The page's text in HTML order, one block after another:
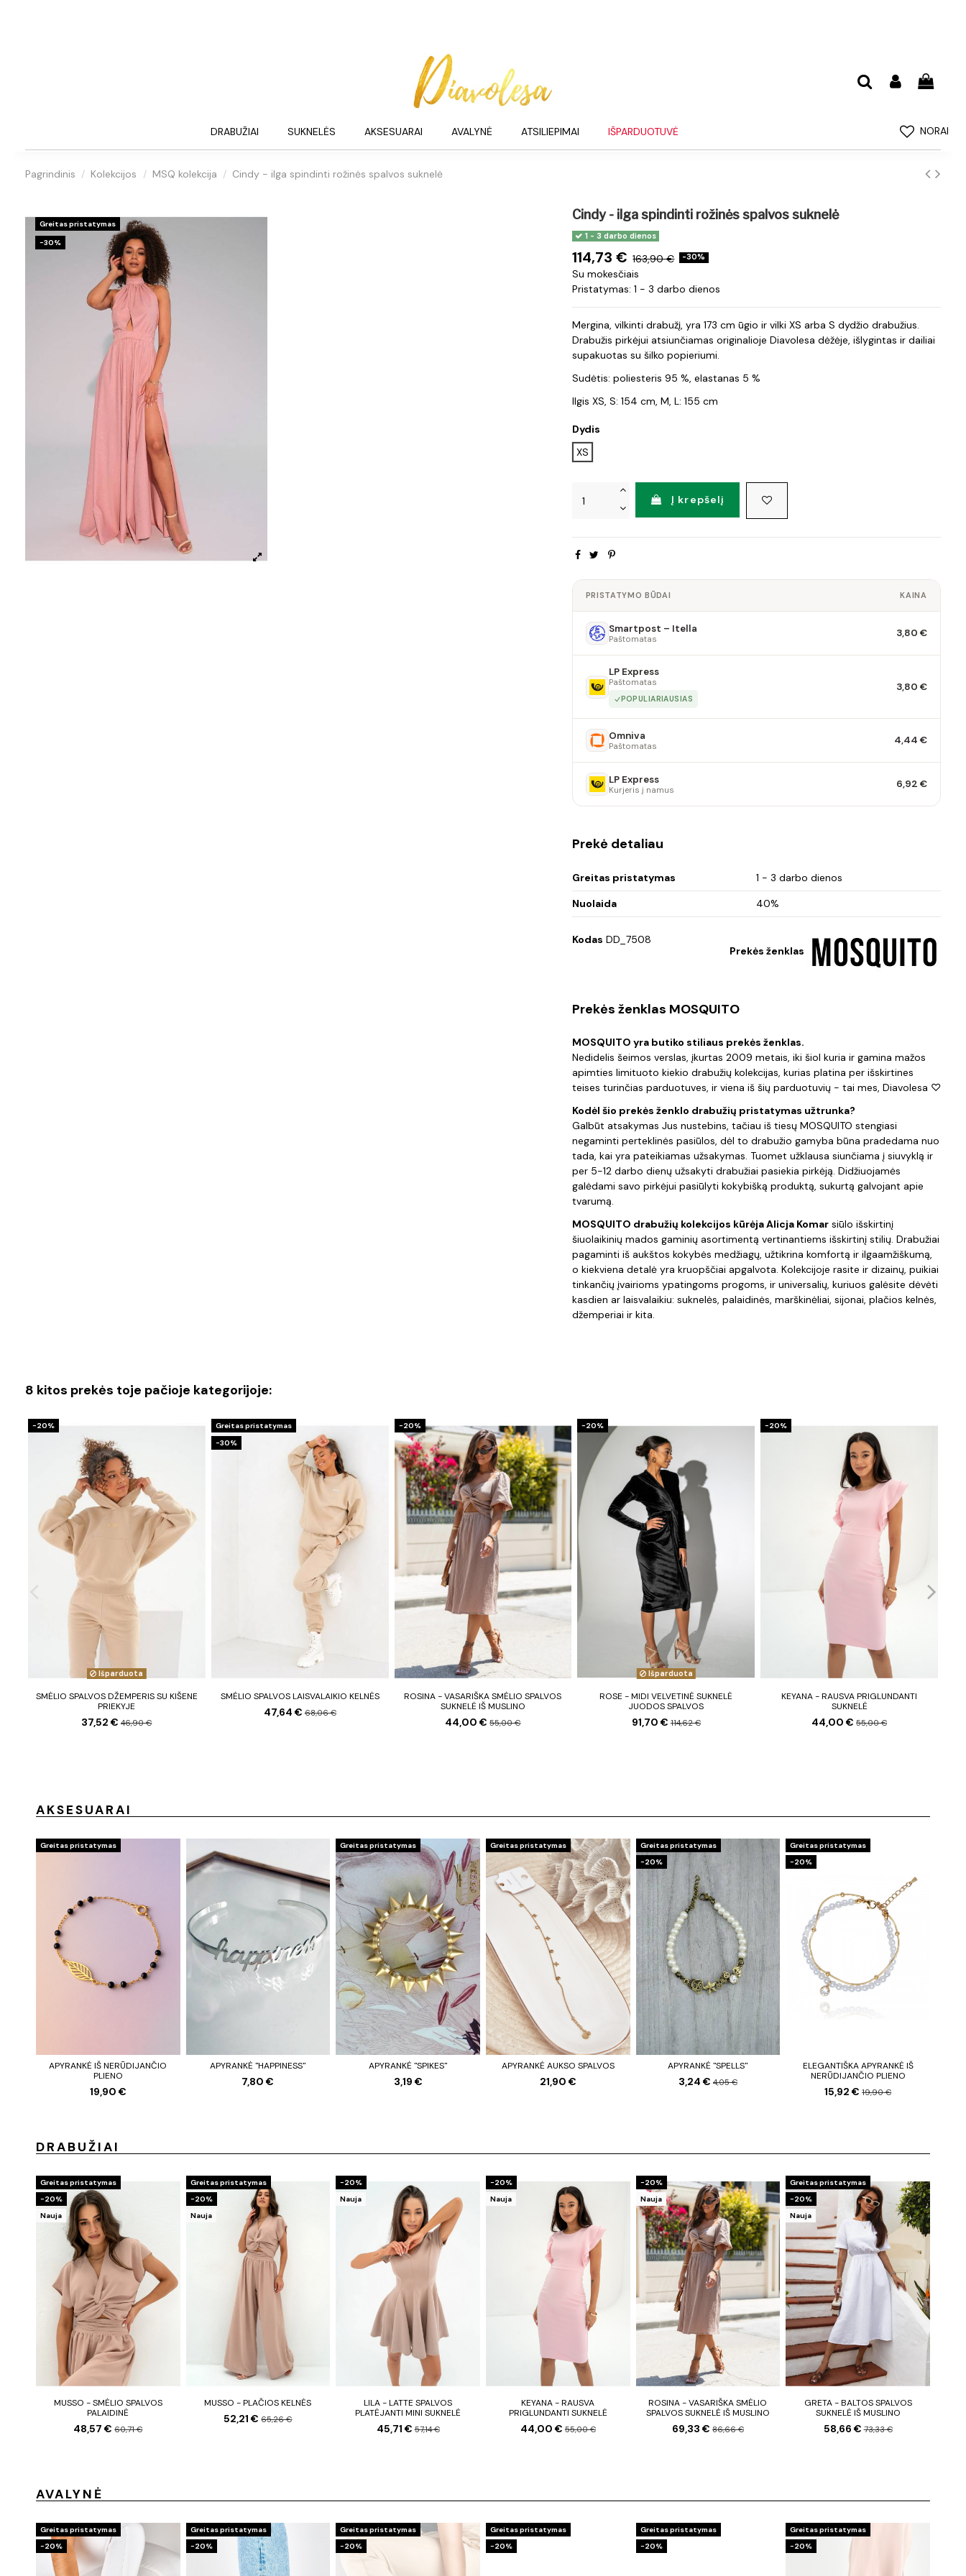
DRABUŽIAI SUKNELĖS AKSESUARAI AVALYNĖ ATSILIEPIMAI IŠPARDUOTUVĖ NORAI
Pagrindinis Kolekcijos MSQ kolekcija Cindy - ilga spindinti rožinės spalvos suknelė
Greitas pristatymas
−30%
Cindy - ilga spindinti rožinės spalvos suknelė
1 - 3 darbo dienos
114,73 € 163,90 € -30%
Su mokesčiais
Pristatymas: 1 - 3 darbo dienos
Mergina, vilkinti drabužį, yra 173 cm ūgio ir vilki XS arba S dydžio drabužius.
Drabužis pirkėjui atsiunčiamas originalioje Diavolesa dėžėje, išlygintas ir dailiai
supakuotas su šilko popieriumi.
Sudėtis: poliesteris 95 %, elastanas 5 %
Ilgis XS, S: 154 cm, M, L: 155 cm
Dydis
XS
Į krepšelį
PRISTATYMO BŪDAI KAINA
Smartpost – Itella
Paštomatas 3,80 €
LP Express
Paštomatas
POPULIARIAUSIAS
3,80 €
Omniva
Paštomatas 4,44 €
LP Express
Kurjeris į namus 6,92 €
Prekė detaliau
Greitas pristatymas
1 - 3 darbo dienos
Nuolaida
40%
Prekės ženklas
Kodas DD_7508
Prekės ženklas MOSQUITO
MOSQUITO yra butiko stiliaus prekės ženklas.
Nedidelis šeimos verslas, įkurtas 2009 metais, iki šiol kuria ir gamina mažos
apimties limituoto kiekio drabužių kolekcijas, kurias platina per išskirtines
teises turinčias parduotuves, ir viena iš šių parduotuvių - tai mes, Diavolesa ♡
Kodėl šio prekės ženklo drabužių pristatymas užtrunka?
Galbūt atsakymas Jus nustebins, tačiau iš tiesų MOSQUITO stengiasi
negaminti perteklinės pasiūlos, dėl to drabužio gamyba būna pradedama nuo
tada, kai yra pateikiamas užsakymas. Tuomet užklausa siunčiama į siuvyklą ir
per 5-12 darbo dienų užsakyti drabužiai pasiekia pirkėją. Didžiuojamės
galėdami savo pirkėjui pasiūlyti kokybišką produktą, sukurtą galvojant apie
tvarumą.
MOSQUITO drabužių kolekcijos kūrėja Alicja Komarsiūlo išskirtinį
šiuolaikinių mados gaminių asortimentą vertinantiems išskirtinį stilių. Drabužiai
pagaminti iš aukštos kokybės medžiagų, užtikrina komfortą ir ilgaamžiškumą,
o kiekviena detalė yra kruopščiai apgalvota. Kolekcijoje rasite ir dizainų, puikiai
tinkančių įvairioms ypatingoms progoms, ir universalių, kuriuos galėsite dėvėti
kasdien ar laisvalaikiu: suknelės, palaidinės, marškinėliai, sijonai, plačios kelnės,
džemperiai ir kita.
8 kitos prekės toje pačioje kategorijoje:
−20%
Išparduota
SMĖLIO SPALVOS DŽEMPERIS SU KIŠENE
PRIEKYJE
37,52 €46,90 €
Greitas pristatymas
−30%
SMĖLIO SPALVOS LAISVALAIKIO KELNĖS
47,64 €68,06 €
−20%
ROSINA - VASARIŠKA SMĖLIO SPALVOS
SUKNELĖ IŠ MUSLINO
44,00 €55,00 €
−20%
Išparduota
ROSE - MIDI VELVETINĖ SUKNELĖ
JUODOS SPALVOS
91,70 €114,62 €
−20%
KEYANA - RAUSVA PRIGLUNDANTI
SUKNELĖ
44,00 €55,00 €
AKSESUARAI
Greitas pristatymas
APYRANKĖ IŠ NERŪDIJANČIO
PLIENO
19,90 €
APYRANKĖ "HAPPINESS"
7,80 €
Greitas pristatymas
APYRANKĖ "SPIKES"
3,19 €
Greitas pristatymas
APYRANKĖ AUKSO SPALVOS
21,90 €
Greitas pristatymas
−20%
APYRANKĖ "SPELLS"
3,24 € 4,05 €
Greitas pristatymas
−20%
ELEGANTIŠKA APYRANKĖ IŠ
NERŪDIJANČIO PLIENO
15,92 €19,90 €
DRABUŽIAI
Greitas pristatymas
−20%
Nauja
MUSSO - SMĖLIO SPALVOS
PALAIDINĖ
48,57 €60,71 €
Greitas pristatymas
−20%
Nauja
MUSSO - PLAČIOS KELNĖS
52,21 €65,26 €
−20%
Nauja
LILA - LATTE SPALVOS
PLATĖJANTI MINI SUKNELĖ
45,71 €57,14 €
−20%
Nauja
KEYANA - RAUSVA
PRIGLUNDANTI SUKNELĖ
44,00 €55,00 €
−20%
Nauja
ROSINA - VASARIŠKA SMĖLIO
SPALVOS SUKNELĖ IŠ MUSLINO
69,33 € 86,66 €
Greitas pristatymas
−20%
Nauja
GRETA - BALTOS SPALVOS
SUKNELĖ IŠ MUSLINO
58,66 €73,33 €
AVALYNĖ
Greitas pristatymas
−20%
Greitas pristatymas
−20%
Greitas pristatymas
−20%
Greitas pristatymas
−20%
Greitas pristatymas
−20%
Greitas pristatymas
−20%